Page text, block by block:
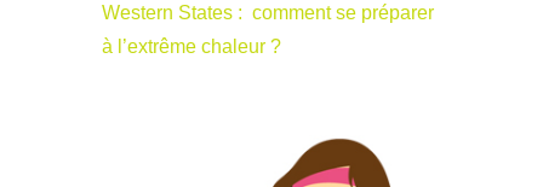
Western States : comment se préparer
à l’extrême chaleur ?